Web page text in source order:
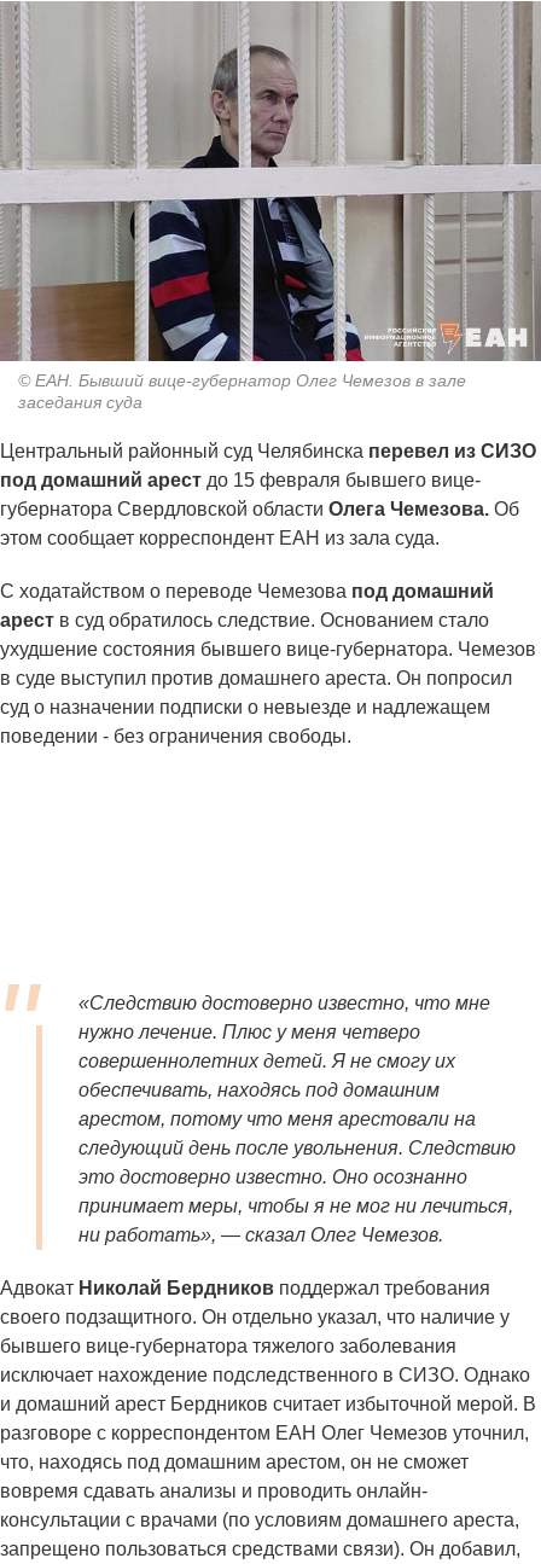
© ЕАН. Бывший вице-губернатор Олег Чемезов в зале
заседания суда
Центральный районный суд Челябинска перевел из СИЗО
под домашний арест до 15 февраля бывшего вице-
губернатора Свердловской области Олега Чемезова. Об
этом сообщает корреспондент ЕАН из зала суда.
С ходатайством о переводе Чемезова под домашний
арест в суд обратилось следствие. Основанием стало
ухудшение состояния бывшего вице-губернатора. Чемезов
в суде выступил против домашнего ареста. Он попросил
суд о назначении подписки о невыезде и надлежащем
поведении - без ограничения свободы.
«Следствию достоверно известно, что мне
нужно лечение. Плюс у меня четверо
совершеннолетних детей. Я не смогу их
обеспечивать, находясь под домашним
арестом, потому что меня арестовали на
следующий день после увольнения. Следствию
это достоверно известно. Оно осознанно
принимает меры, чтобы я не мог ни лечиться,
ни работать», — сказал Олег Чемезов.
Адвокат Николай Бердников поддержал требования
своего подзащитного. Он отдельно указал, что наличие у
бывшего вице-губернатора тяжелого заболевания
исключает нахождение подследственного в СИЗО. Однако
и домашний арест Бердников считает избыточной мерой. В
разговоре с корреспондентом ЕАН Олег Чемезов уточнил,
что, находясь под домашним арестом, он не сможет
вовремя сдавать анализы и проводить онлайн-
консультации с врачами (по условиям домашнего ареста,
запрещено пользоваться средствами связи). Он добавил,